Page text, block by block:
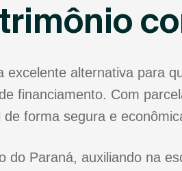
alternativa para
financiamento. Com
forma segura e
do Paraná, auxiliando na